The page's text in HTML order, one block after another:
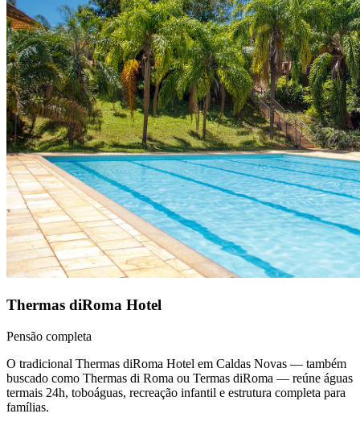
Thermas diRoma Hotel
Pensão completa
O tradicional Thermas diRoma Hotel em Caldas Novas — também
buscado como Thermas di Roma ou Termas diRoma — reúne águas
termais 24h, toboáguas, recreação infantil e estrutura completa para
famílias.